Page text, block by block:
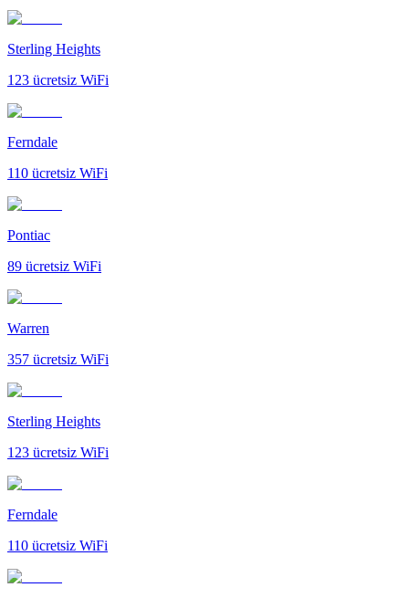
Sterling Heights
123 ücretsiz WiFi
Ferndale
110 ücretsiz WiFi
Pontiac
89 ücretsiz WiFi
Warren
357 ücretsiz WiFi
Sterling Heights
123 ücretsiz WiFi
Ferndale
110 ücretsiz WiFi